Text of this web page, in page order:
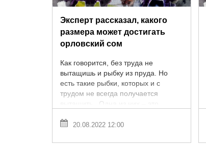
Эксперт рассказал, какого
размера может достигать
орловский сом
Как говорится, без труда не
вытащишь и рыбку из пруда. Но
есть такие рыбки, которых и с
трудом не всегда получается
вытащить. Одна из них – это
сом. Про него и ...
20.08.2022 12:00